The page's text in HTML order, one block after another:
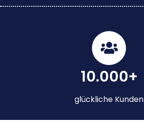
10.000+
glückliche Kunden